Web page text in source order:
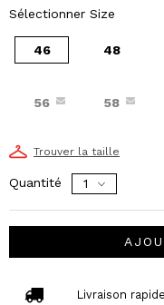
Sélectionner Size
46 48
56 58
Trouver la taille
Quantité
Livraison